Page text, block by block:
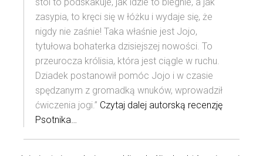
zasypia, to kręci się w łóżku i wydaje się, że
nigdy nie zaśnie! Taka właśnie jest Jojo,
tytułowa bohaterka dzisiejszej nowości. To
przeurocza królisia, która jest ciągle w ruchu.
Dziadek postanowił pomóc Jojo i w czasie
spędzanym z gromadką wnuków, wprowadził
ćwiczenia jogi.” Czytaj dalej autorską recenzję
Psotnika…